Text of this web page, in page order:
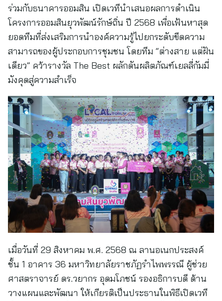
ร่วมกับธนาคารออมสิน เปิดเวทีนำเสนอผลการดำเนิน
โครงการออมสินยุวพัฒน์รักษ์ถิ่น ปี 2568 เพื่อเฟ้นหาสุด
ยอดทีมที่ส่งเสริมการนำองค์ความรู้ไปยกระดับขีดความ
สามารถของผู้ประกอบการชุมชน โดยทีม “ต่างสาย แต่ฝัน
เดียว” คว้ารางวัล The Best ผลักดันผลิตภัณฑ์เยลลี่กัมมี่
มังคุดสู่ความสำเร็จ
เมื่อวันที่ 29 สิงหาคม พ.ศ. 2568 ณ ลานอเนกประสงค์
ชั้น 1 อาคาร 36 มหาวิทยาลัยราชภัฏรำไพพรรณี ผู้ช่วย
ศาสตราจารย์ ดร.วยากร อุดมโภชน์ รองอธิการบดี ด้าน
วางแผนและพัฒนา ให้เกียรติเป็นประธานในพิธีเปิดเวที